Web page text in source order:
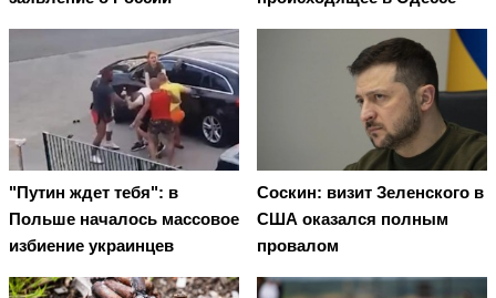
"Путин ждет тебя": в
Польше началось массовое
избиение украинцев
Соскин: визит Зеленского в
США оказался полным
провалом